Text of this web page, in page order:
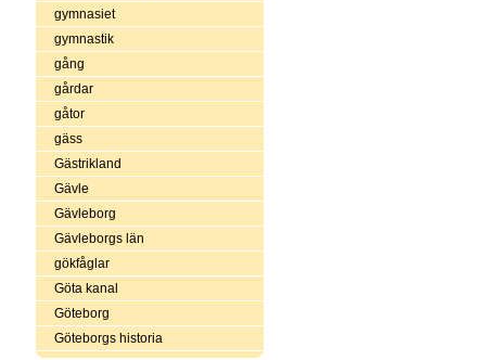
gymnasiet
gymnastik
gång
gårdar
gåtor
gäss
Gästrikland
Gävle
Gävleborg
Gävleborgs län
gökfåglar
Göta kanal
Göteborg
Göteborgs historia